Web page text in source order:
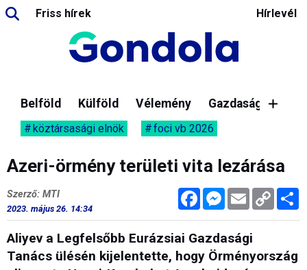
Friss hírek Hírlevél
Belföld Külföld Vélemény Gazdaság
köztársasági elnök foci vb 2026
Azeri-örmény területi vita lezárása
FacebookMessenger
Email Copy
Link
Szerző: MTI
2023. május 26. 14:34
Aliyev a Legfelsőbb Eurázsiai Gazdasági
Tanács ülésén kijelentette, hogy Örményország